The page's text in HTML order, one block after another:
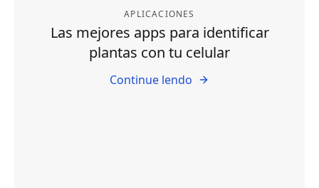
APLICACIONES
Las mejores apps para identificar
plantas con tu celular
Continue lendo